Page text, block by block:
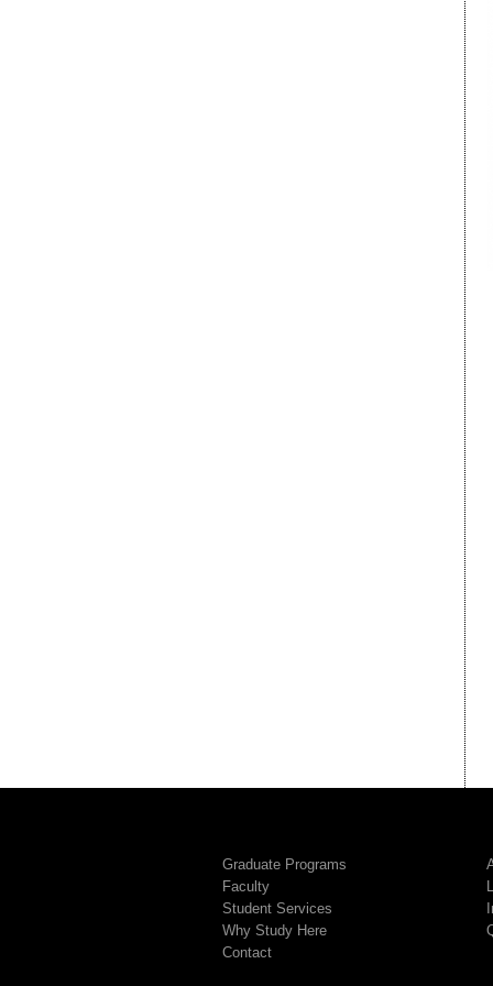
Graduate Programs
Faculty
Student Services
Why Study Here
Contact